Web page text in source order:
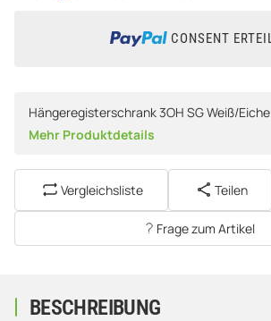
CONSENT
Hängeregisterschrank 3OH SG Weiß/Eiche
Mehr Produktdetails
Vergleichsliste Teilen
Frage zum Artikel
BESCHREIBUNG